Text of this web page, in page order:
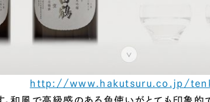
取引実績全国1,400以上。
コーボレートサイトやECサイトなど、「コンサルテ
制作実績を見てみる
http://www.hakutsuru.co.jp/